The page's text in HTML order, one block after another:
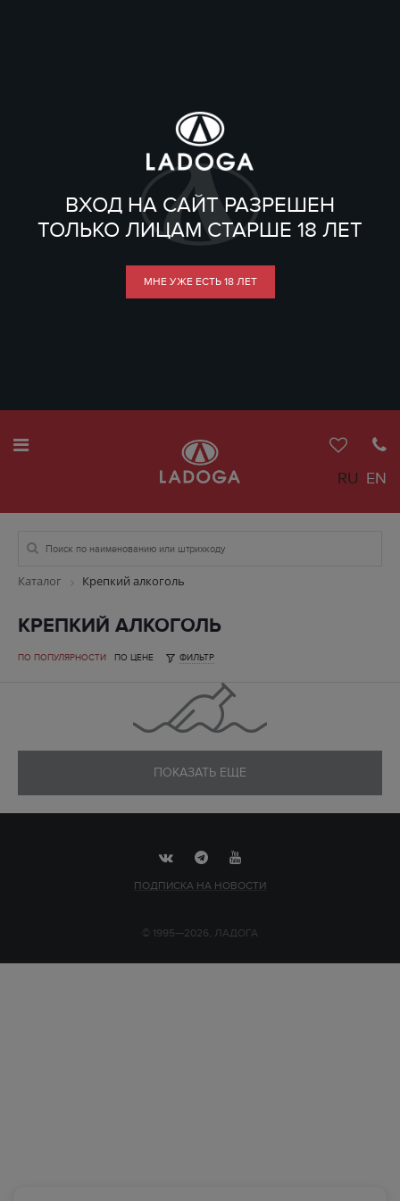
ВХОД НА САЙТ РАЗРЕШЕН
ТОЛЬКО ЛИЦАМ СТАРШЕ 18 ЛЕТ
МНЕ УЖЕ ЕСТЬ 18 ЛЕТ
RU EN
Каталог Крепкий алкоголь
КРЕПКИЙ АЛКОГОЛЬ
ПО ПОПУЛЯРНОСТИ ПО ЦЕНЕ ФИЛЬТР
ПОКАЗАТЬ ЕЩЕ
ПОДПИСКА НА НОВОСТИ
© 1995—2026, ЛАДОГА